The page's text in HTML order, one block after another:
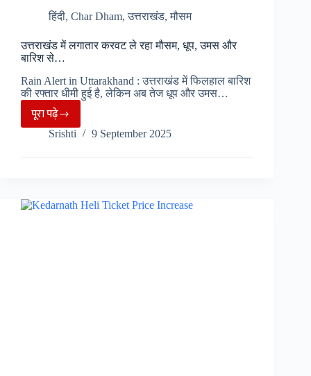
हिंदी, Char Dham,उत्तराखंड,मौसम
उत्तराखंड में लगातार करवट ले रहा मौसम, धूप, उमस और
बारिश से…
Rain Alert in Uttarakhand : उत्तराखंड में फिलहाल बारिश
की रफ्तार धीमी हुई है, लेकिन अब तेज धूप और उमस…
पूरा पढ़ेउत्तराखंड
में
लगातार
रहा
Srishti 9 September 2025